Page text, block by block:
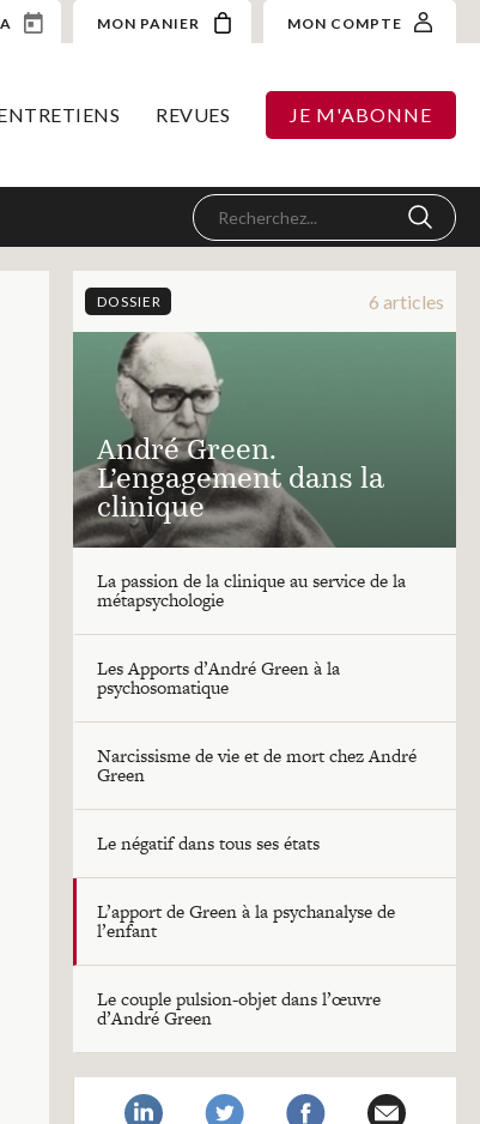
MON PANIER MON COMPTE
REVUES JE M'ABONNE
DOSSIER 6 articles
André Green.
L’engagement dans la
clinique
La passion de la clinique au service de la
métapsychologie
Les Apports d’André Green à la
psychosomatique
Narcissisme de vie et de mort chez André
Green
Le négatif dans tous ses états
L’apport de Green à la psychanalyse de
l’enfant
Le couple pulsion-objet dans l’œuvre
d’André Green